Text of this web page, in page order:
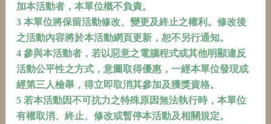
加本活動者，本單位概不負責。
3 本單位將保留活動修改、變更及終止之權利。修改後
之活動內容將於本活動網頁更新，恕不另行通知。
4 參與本活動者，若以惡意之電腦程式或其他明顯違反
活動公平性之方式，意圖取得優惠，一經本單位發現或
經第三人檢舉，得立即取消其參加及獲獎資格。
5 若本活動因不可抗力之特殊原因無法執行時，本單位
有權取消、終止、修改或暫停本活動及相關規定。